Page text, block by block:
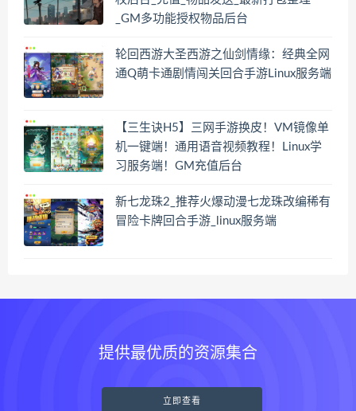
_GM多功能授权物品后台
轮回西游大圣西游之仙剑情缘：经典全网
通Q萌卡通剧情闯关回合手游Linux服务端
【三生诀H5】三网手游换皮！VM镜像单
机一键端！通用语音视频教程！Linux学
习服务端！GM充值后台
新七龙珠2_推荐火爆动漫七龙珠改编稀有
冒险卡牌回合手游_linux服务端
提供最优质的资源集合
立即查看